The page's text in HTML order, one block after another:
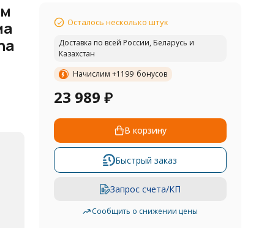
Осталось несколько штук
Доставка по всей России, Беларусь и
Казахстан
Начислим +1199 бонусов
23 989 ₽
В корзину
Быстрый заказ
Запрос счета/КП
Сообщить о снижении цены